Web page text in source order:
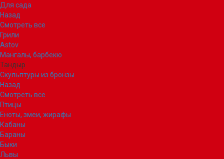
Для сада
Назад
Смотреть все
Грили
Astov
Мангалы, барбекю
Тандыр
Скульптуры из бронзы
Назад
Смотреть все
Птицы
Еноты, змеи, жирафы
Кабаны
Бараны
Быки
Львы